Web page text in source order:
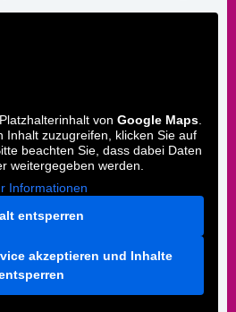
von Google Maps
Inhalt zuzugreifen, klicken Sie auf
beachten Sie, dass dabei Daten
weitergegeben werden.
Informationen
entsperren
akzeptieren und Inhalte